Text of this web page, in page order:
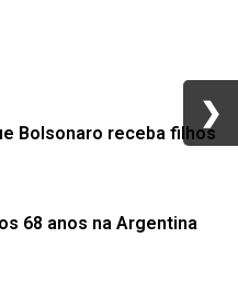
Bolsonaro receba filhos
68 anos na Argentina
❯
❯